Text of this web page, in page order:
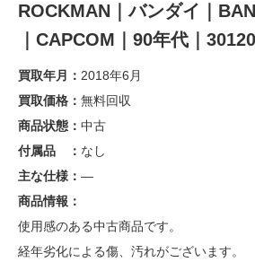
ROCKMAN｜バンダイ｜
｜CAPCOM｜90年代｜30120
買取年月： 2018年6月
買取価格： 無料回収
商品状態： 中古
付属品 ： なし
主な仕様： —
商品情報：
使用感のある中古商品です。
経年劣化による傷、汚れがございます。